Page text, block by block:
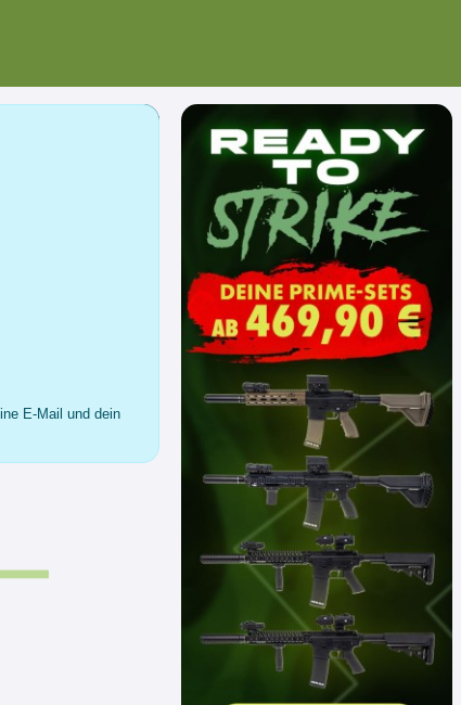
E-Mail und dein